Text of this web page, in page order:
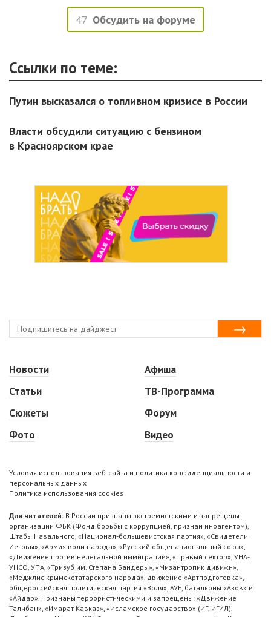
47 Обсудить на форуме
Ссылки по теме:
Путин высказался о топливном кризисе в России
Власти обсудили ситуацию с бензином
в Красноярском крае
Новости
Статьи
Сюжеты
Фото
Афиша
ТВ-Программа
Форум
Видео
Условия использования веб-сайта и политика конфиденциальности и
персональных данных
Политика использования cookies
Для читателей: В России признаны экстремистскими и запрещены
организации ФБК (Фонд борьбы с коррупцией, признан иноагентом),
Штабы Навального, «Национал-большевистская партия», «Свидетели
Иеговы», «Армия воли народа», «Русский общенациональный союз»,
«Движение против нелегальной иммиграции», «Правый сектор», УНА-
УНСО, УПА, «Тризуб им. Степана Бандеры», «Мизантропик дивижн»,
«Меджлис крымскотатарского народа», движение «Артподготовка»,
общероссийская политическая партия «Воля», АУЕ, батальоны «Азов» и
«Айдар». Признаны террористическими и запрещены: «Движение
Талибан», «Имарат Кавказ», «Исламское государство» (ИГ, ИГИЛ),